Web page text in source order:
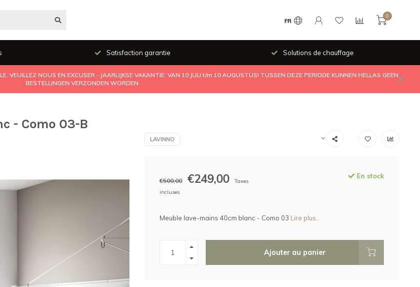
FR
0
Satisfaction garantie Solutions de chauffage
NOUS EN EXCUSER - JAARLIJKSE VAKANTIE: VAN 10 JULI t/m 10 AUGUSTUS! TUSSEN DEZE PERIODE KUNNEN HELLAS GEEN
BESTELLINGEN VERZONDEN WORDEN.
- Como 03-B
LAVINNO
€500,00 €249,00
Taxes
incluses
En stock
Meuble lave-mains 40cm blanc - Como 03 Lire plus..
Ajouter au panier